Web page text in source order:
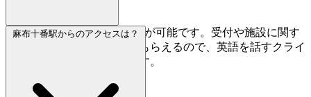
はい、SPIDERでは英語対応が可能です。受付や施設に関す
る質問にも英語で対応してもらえるので、英語を話すクライ
マーも安心して利用できます。
麻布十番駅からのアクセスは？